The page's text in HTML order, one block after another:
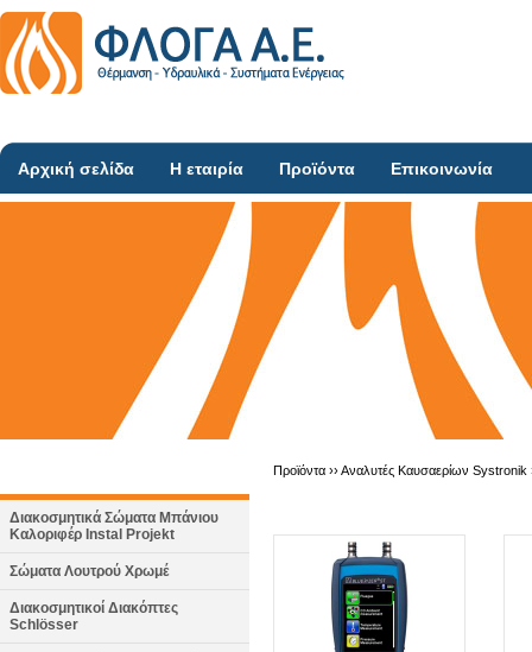
Αρχική σελίδα Η εταιρία Προϊόντα Επικοινωνία
Διακοσμητικά Σώματα Μπάνιου
Καλοριφέρ Instal Projekt
Σώματα Λουτρού Χρωμέ
Διακοσμητικοί Διακόπτες
Schlösser
Προϊόντα ››Αναλυτές Καυσαερίων Systronik